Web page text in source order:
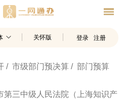
关怀版 登录 注册
/ 市级部门预决算 / 部门预算
第三中级人民法院（上海知识产